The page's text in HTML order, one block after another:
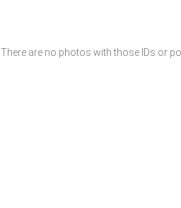
There are no photos with those IDs or